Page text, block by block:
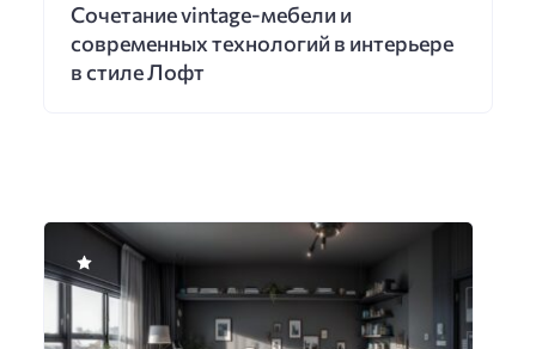
Сочетание vintage-мебели и
современных технологий в интерьере
в стиле Лофт